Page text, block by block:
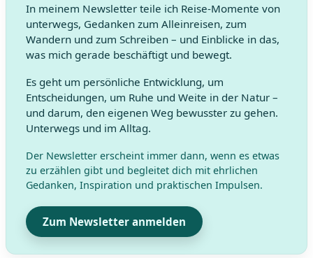
In meinem Newsletter teile ich Reise-Momente von
unterwegs, Gedanken zum Alleinreisen, zum
Wandern und zum Schreiben – und Einblicke in das,
was mich gerade beschäftigt und bewegt.
Es geht um persönliche Entwicklung, um
Entscheidungen, um Ruhe und Weite in der Natur –
und darum, den eigenen Weg bewusster zu gehen.
Unterwegs und im Alltag.
Der Newsletter erscheint immer dann, wenn es etwas
zu erzählen gibt und begleitet dich mit ehrlichen
Gedanken, Inspiration und praktischen Impulsen.
Zum Newsletter anmelden